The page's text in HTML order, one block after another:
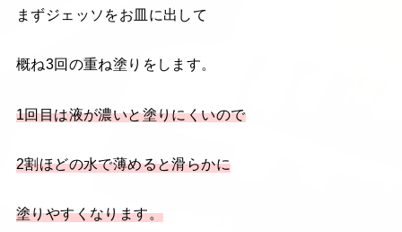
まずジェッソをお皿に出して
概ね3回の重ね塗りをします。
1回目は液が濃いと塗りにくいので
2割ほどの水で薄めると滑らかに
塗りやすくなります。